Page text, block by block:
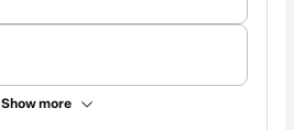
Show more